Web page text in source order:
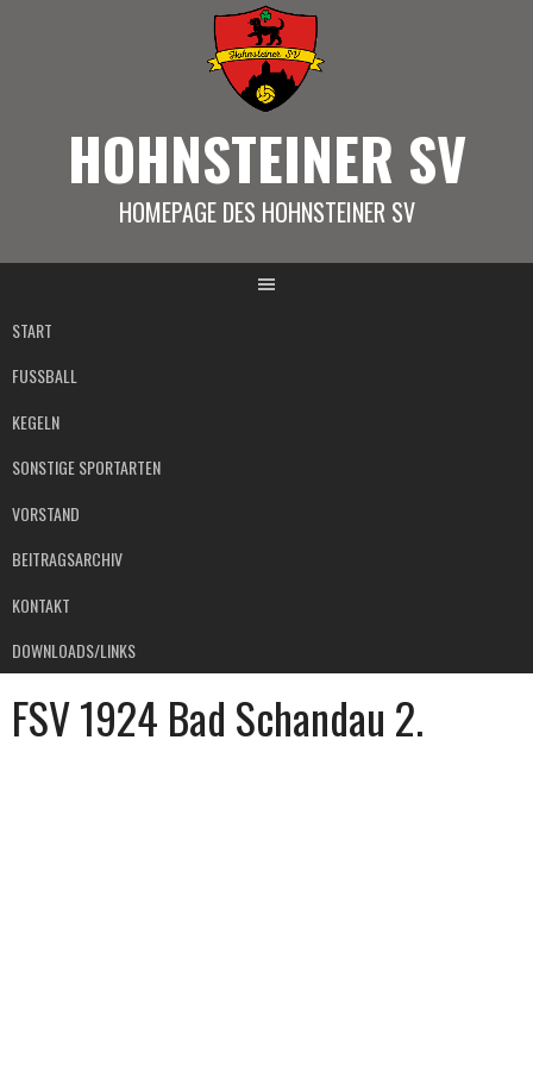
HOHNSTEINER SV
HOMEPAGE DES HOHNSTEINER SV
START
FUSSBALL
KEGELN
SONSTIGE SPORTARTEN
VORSTAND
BEITRAGSARCHIV
KONTAKT
DOWNLOADS/LINKS
FSV 1924 Bad Schandau 2.